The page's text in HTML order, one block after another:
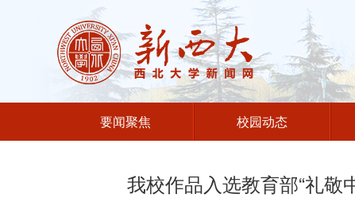
要闻聚焦 校园动态
我校作品入选教育部“礼敬